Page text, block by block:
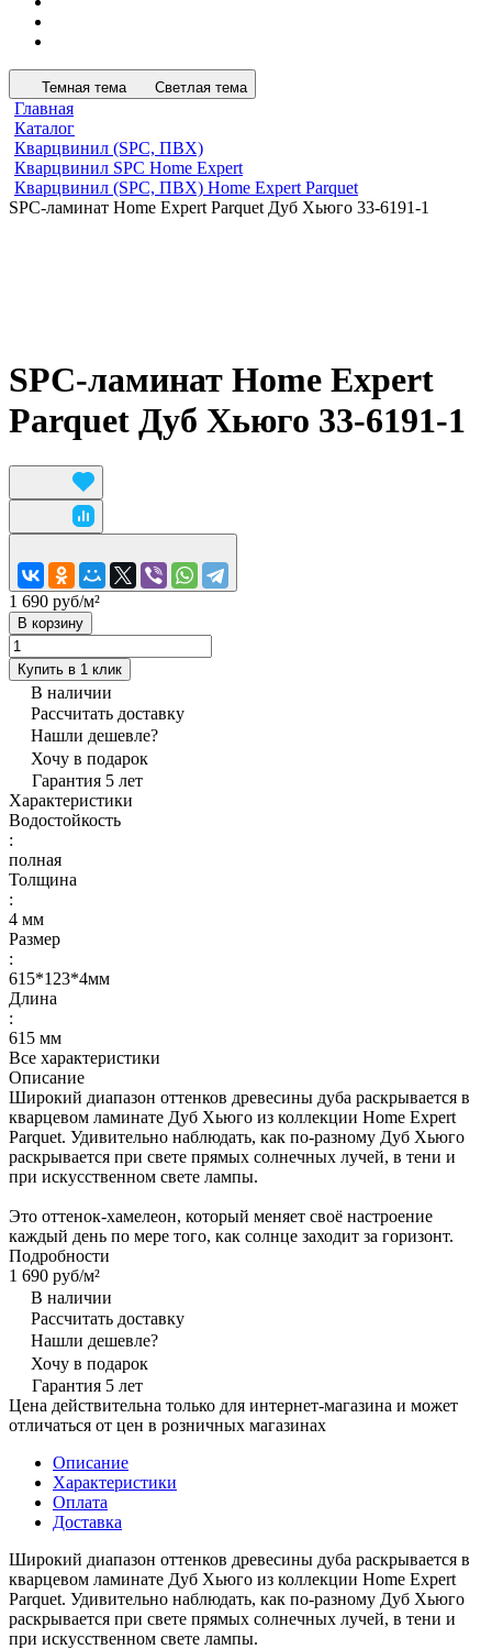
Темная тема Светлая тема
Главная
Каталог
Кварцвинил (SPC, ПВХ)
Кварцвинил SPC Home Expert
Кварцвинил (SPC, ПВХ) Home Expert Parquet
SPC-ламинат Home Expert Parquet Дуб Хьюго 33-6191-1
SPC-ламинат Home Expert
Parquet Дуб Хьюго 33-6191-1
1 690 руб/м²
В корзину
Купить в 1 клик
В наличии
Рассчитать доставку
Нашли дешевле?
Хочу в подарок
Гарантия 5 лет
Характеристики
Водостойкость
:
полная
Толщина
:
4 мм
Размер
:
615*123*4мм
Длина
:
615 мм
Все характеристики
Описание
Широкий диапазон оттенков древесины дуба раскрывается в
кварцевом ламинате Дуб Хьюго из коллекции Home Expert
Parquet. Удивительно наблюдать, как по-разному Дуб Хьюго
раскрывается при свете прямых солнечных лучей, в тени и
при искусственном свете лампы.
Это оттенок-хамелеон, который меняет своё настроение
каждый день по мере того, как солнце заходит за горизонт.
Подробности
1 690 руб/м²
В наличии
Рассчитать доставку
Нашли дешевле?
Хочу в подарок
Гарантия 5 лет
Цена действительна только для интернет-магазина и может
отличаться от цен в розничных магазинах
Описание
Характеристики
Оплата
Доставка
Широкий диапазон оттенков древесины дуба раскрывается в
кварцевом ламинате Дуб Хьюго из коллекции Home Expert
Parquet. Удивительно наблюдать, как по-разному Дуб Хьюго
раскрывается при свете прямых солнечных лучей, в тени и
при искусственном свете лампы.